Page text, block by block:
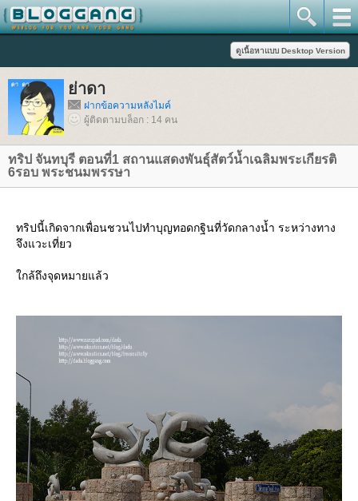
่าดา
ฝากข้อความหลังไมค์
ผู้ติดตามบล็อก : 14 คน
ทริป จันทบุรี ตอนที่1 สถานแสดงพันธุ์สัตว์น้ำเฉลิมพระเกียรติ
6รอบ พระชนมพรรษา
ทริปนี้เกิดจากเพื่อนชวนไปทำบุญทอดกฐินที่วัดกลางน้ำ ระหว่างทาง
จึงแวะเที่ยว
กล้ถึงจุดหมายแล้ว